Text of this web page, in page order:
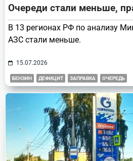
Очереди стали меньше,
В 13 регионах РФ по анализу
АЗС стали меньше.
15.07.2026
БЕНЗИН ДЕФИЦИТ ЗАПРАВКА ОЧЕРЕДЬ